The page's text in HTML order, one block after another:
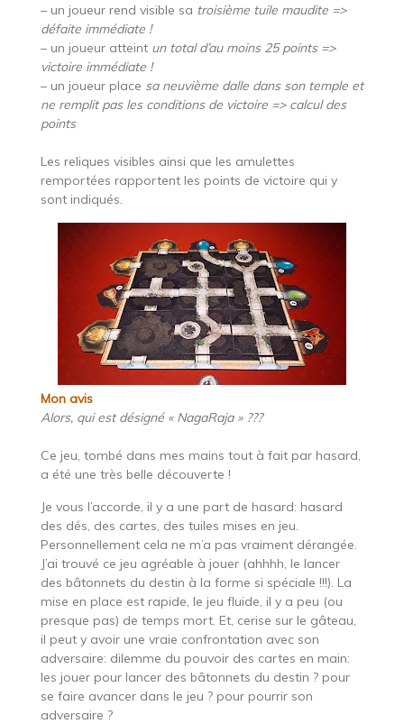
– un joueur rend visible sa troisième tuile maudite =>
défaite immédiate !
– un joueur atteint un total d’au moins 25 points =>
victoire immédiate !
– un joueur place sa neuvième dalle dans son temple et
ne remplit pas les conditions de victoire => calcul des
points
Les reliques visibles ainsi que les amulettes
remportées rapportent les points de victoire qui y
sont indiqués.
Mon avis
Alors, qui est désigné « NagaRaja » ???
Ce jeu, tombé dans mes mains tout à fait par hasard,
a été une très belle découverte !
Je vous l’accorde, il y a une part de hasard: hasard
des dés, des cartes, des tuiles mises en jeu.
Personnellement cela ne m’a pas vraiment dérangée.
J’ai trouvé ce jeu agréable à jouer (ahhhh, le lancer
des bâtonnets du destin à la forme si spéciale !!!). La
mise en place est rapide, le jeu fluide, il y a peu (ou
presque pas) de temps mort. Et, cerise sur le gâteau,
il peut y avoir une vraie confrontation avec son
adversaire: dilemme du pouvoir des cartes en main:
les jouer pour lancer des bâtonnets du destin ? pour
se faire avancer dans le jeu ? pour pourrir son
adversaire ?